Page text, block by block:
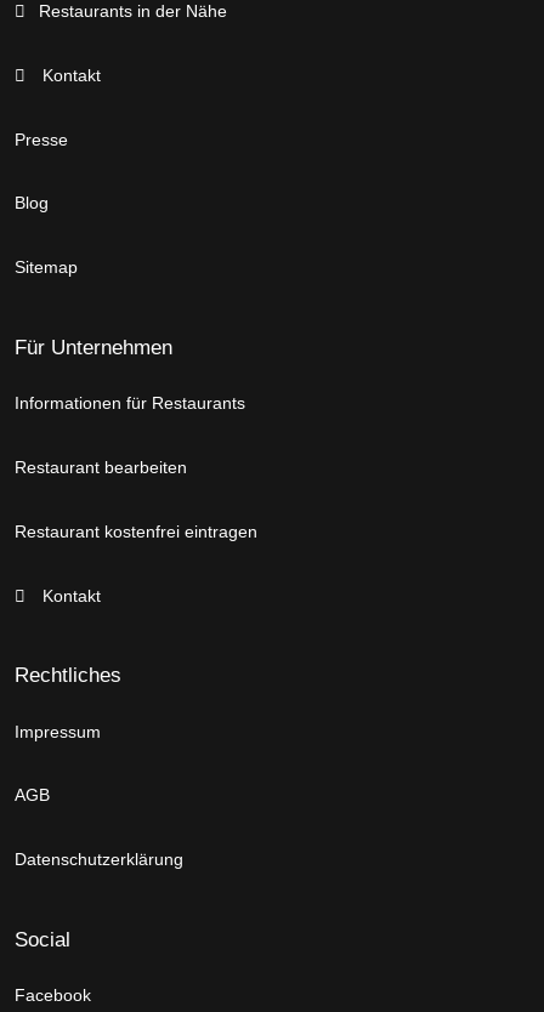
Restaurants in der Nähe
Kontakt
Presse
Blog
Sitemap
Für Unternehmen
Informationen für Restaurants
Restaurant bearbeiten
Restaurant kostenfrei eintragen
Kontakt
Rechtliches
Impressum
AGB
Datenschutzerklärung
Social
Facebook